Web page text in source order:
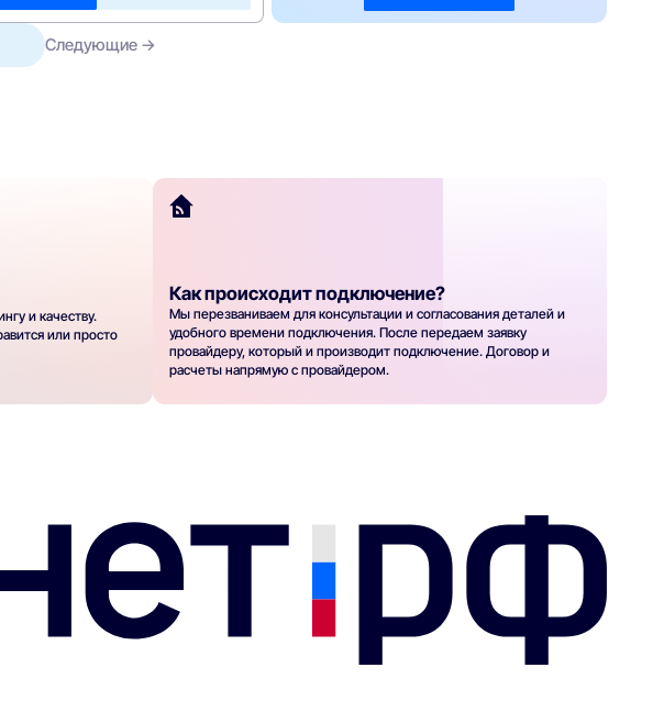
Следующие →
и качеству.
или просто
Как происходит подключение?
Мы перезваниваем для консультации и согласования деталей и
удобного времени подключения. После передаем заявку
провайдеру, который и производит подключение. Договор и
расчеты напрямую с провайдером.